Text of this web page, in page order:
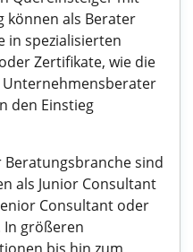
als Berater
in spezialisierten
Zertifikate, wie die
den Einstieg
sind
als Junior Consultant
Consultant oder
In größeren